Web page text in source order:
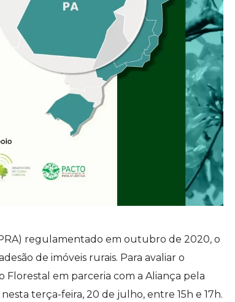
regulamentado em outubro de 2020, o
de imóveis rurais. Para avaliar o
Florestal em parceria com a Aliança pela
terça-feira, 20 de julho, entre 15h e 17h.